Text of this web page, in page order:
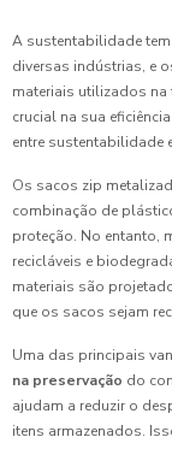
A sustentabilidade
diversas indústrias, e
materiais utilizados
crucial na sua
entre sustentabilidade
Os sacos zip
combinação de
proteção. No entanto,
recicláveis e
materiais são
que os sacos sejam
Uma das principais
na preservação do
ajudam a reduzir o
itens armazenados.